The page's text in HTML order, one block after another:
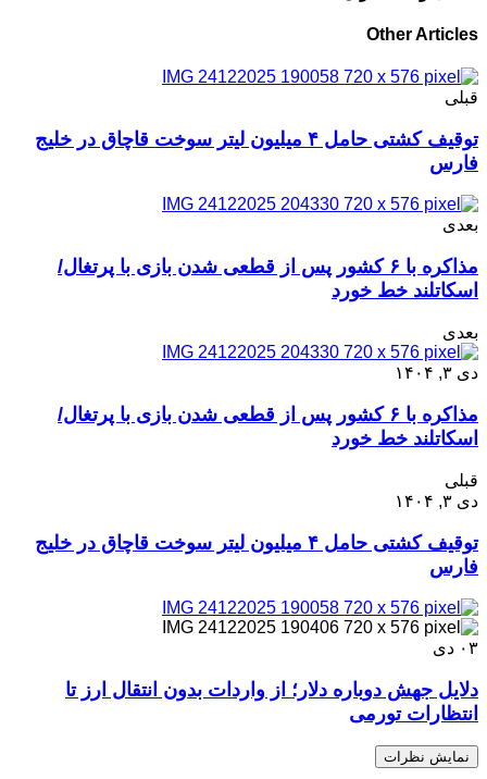
Other Articles
قبلی
توقیف کشتی حامل ۴ میلیون لیتر سوخت قاچاق در خلیج
فارس
بعدی
مذاکره با ۶ کشور پس از قطعی شدن بازی با پرتغال/
اسکاتلند خط خورد
بعدی
دی ۳, ۱۴۰۴
مذاکره با ۶ کشور پس از قطعی شدن بازی با پرتغال/
اسکاتلند خط خورد
قبلی
دی ۳, ۱۴۰۴
توقیف کشتی حامل ۴ میلیون لیتر سوخت قاچاق در خلیج
فارس
۰۳ دی
دلایل جهش دوباره دلار؛ از واردات بدون انتقال ارز تا
انتظارات تورمی
نمایش نظرات